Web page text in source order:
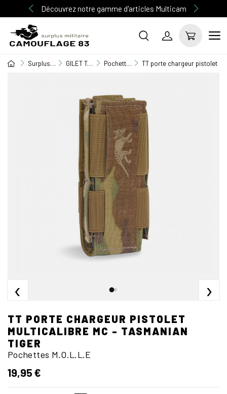
Découvrez notre gamme d'articles Multicam
Surplus Militaire GILET TACTIQUE / EQUIPEMENT Pochettes M.O.L.L.E TT porte chargeur pistolet
‹ ›
TT PORTE CHARGEUR PISTOLET
MULTICALIBRE MC - TASMANIAN
TIGER
Pochettes M.O.L.L.E
19,95 €